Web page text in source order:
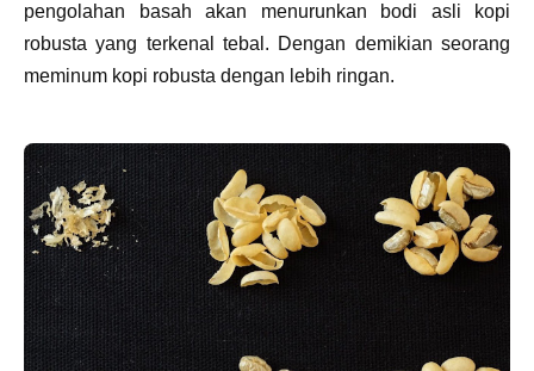
pengolahan basah akan menurunkan bodi asli kopi
robusta yang terkenal tebal. Dengan demikian seorang
meminum kopi robusta dengan lebih ringan.